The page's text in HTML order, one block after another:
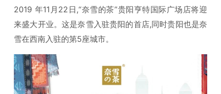
2019 年11月22日,“奈雪的茶”贵阳亨特国际广场店将迎
来盛大开业。这是奈雪入驻贵阳的首店,同时贵阳也是奈
雪在西南入驻的第5座城市。